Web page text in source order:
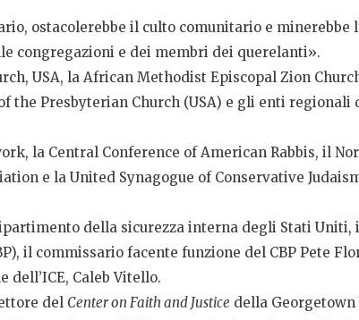
ostacolerebbe il culto comunitario e minerebbe
congregazioni e dei membri dei querelanti».
USA, la African Methodist Episcopal Zion
the Presbyterian Church (USA) e gli enti
la Central Conference of American Rabbis, il
e la United Synagogue of Conservative
della sicurezza interna degli Stati
il commissario facente funzione del CBP Pete
Caleb Vitello.
del Center on Faith and Justice della